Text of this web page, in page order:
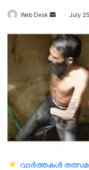
Web Desk
Send
email
July
വാർത്തകൾ